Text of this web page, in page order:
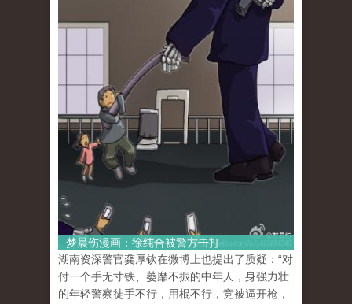
梦晨伤漫画：徐纯合被警方击打
湖南资深警官龚厚钦在微博上也提出了质疑：“对
付一个手无寸铁、萎靡不振的中年人，身强力壮
的年轻警察徒手不行，用棍不行，竞被逼开枪，